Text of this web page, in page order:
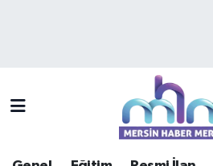
Mersin Trafik Yoğunluk
Süper Lig Puan Durumu ve